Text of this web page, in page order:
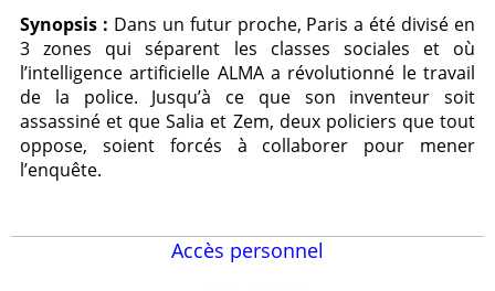
Synopsis : Dans un futur proche, Paris a été divisé en
3 zones qui séparent les classes sociales et où
l’intelligence artificielle ALMA a révolutionné le travail
de la police. Jusqu’à ce que son inventeur soit
assassiné et que Salia et Zem, deux policiers que tout
oppose, soient forcés à collaborer pour mener
l’enquête.
Accès personnel